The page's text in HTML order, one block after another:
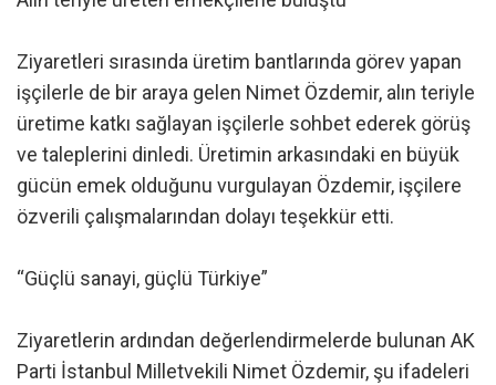
Ziyaretleri sırasında üretim bantlarında görev yapan
işçilerle de bir araya gelen Nimet Özdemir, alın teriyle
üretime katkı sağlayan işçilerle sohbet ederek görüş
ve taleplerini dinledi. Üretimin arkasındaki en büyük
gücün emek olduğunu vurgulayan Özdemir, işçilere
özverili çalışmalarından dolayı teşekkür etti.
“Güçlü sanayi, güçlü Türkiye”
Ziyaretlerin ardından değerlendirmelerde bulunan AK
Parti İstanbul Milletvekili Nimet Özdemir, şu ifadeleri